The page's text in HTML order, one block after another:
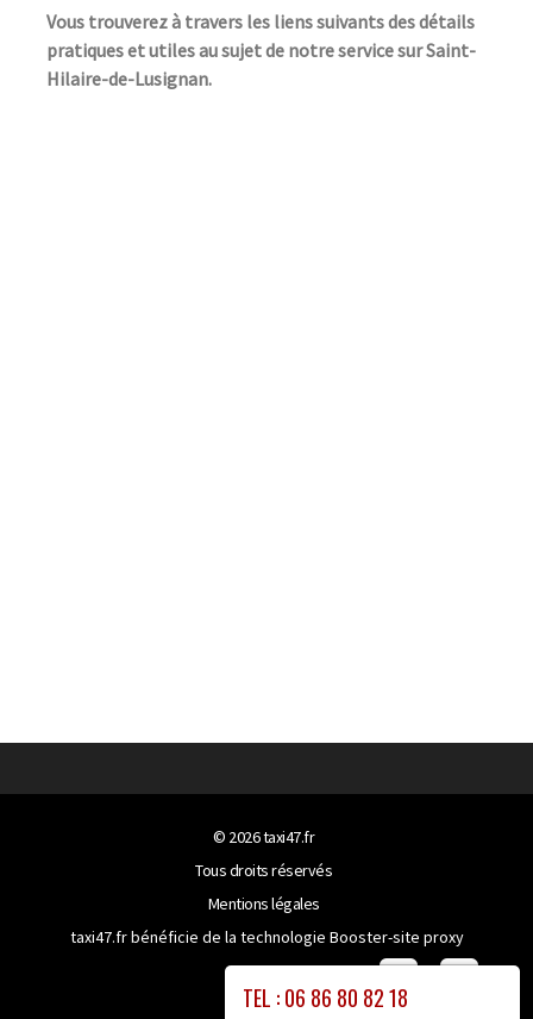
Vous trouverez à travers les liens suivants des détails
pratiques et utiles au sujet de notre service sur Saint-
Hilaire-de-Lusignan.
TEL : 06 86 80 82 18
© 2026taxi47.fr
Tous droits réservés
Mentions légales
taxi47.fr bénéficie de la technologie Booster-site proxy